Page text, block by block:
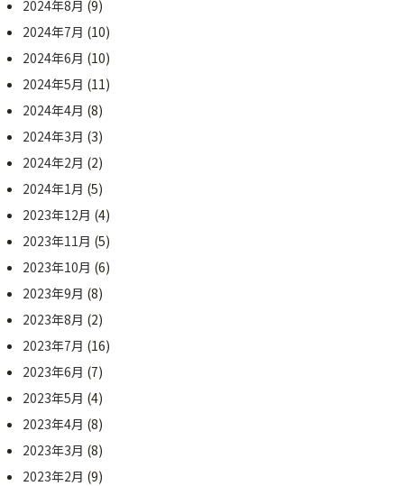
2024年8月 (9)
2024年7月 (10)
2024年6月 (10)
2024年5月 (11)
2024年4月 (8)
2024年3月 (3)
2024年2月 (2)
2024年1月 (5)
2023年12月 (4)
2023年11月 (5)
2023年10月 (6)
2023年9月 (8)
2023年8月 (2)
2023年7月 (16)
2023年6月 (7)
2023年5月 (4)
2023年4月 (8)
2023年3月 (8)
2023年2月 (9)